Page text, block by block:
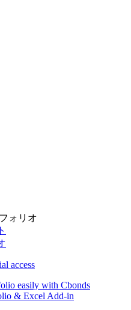
ォリオ
access
easily with Cbonds
& Excel Add-in